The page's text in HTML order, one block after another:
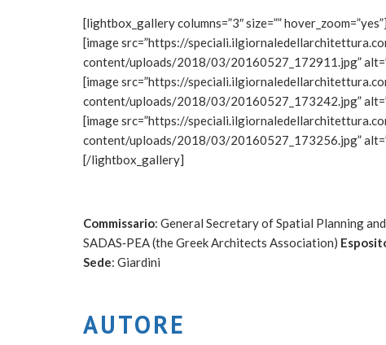
[lightbox_gallery columns=”3″ size=”” hover_zoom=”yes”]
[image src=”https://
content/uploads/2018/03/20160527_172911.jpg”
[image src=”https://
content/uploads/2018/03/20160527_173242.jpg”
[image src=”https://
content/uploads/2018/03/20160527_173256.jpg”
[/lightbox_gallery]
Commissario: General Secretary of Spatial Planning
SADAS‐PEA (the Greek Architects Association)
Sede: Giardini
AUTORE